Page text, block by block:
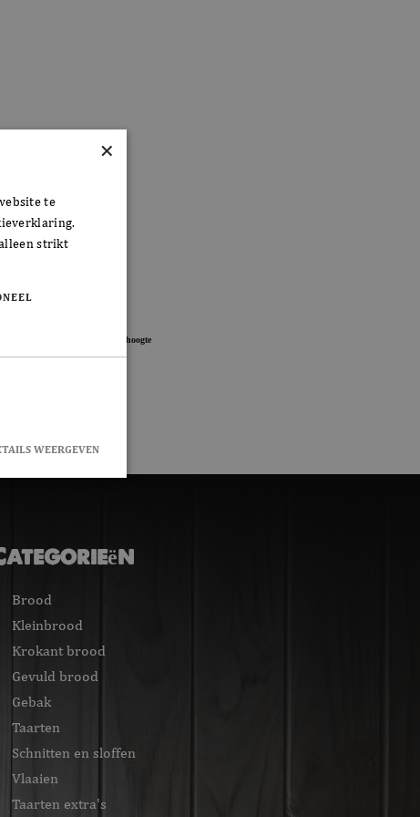
Brood
Kleinbrood
Krokant brood
Gevuld brood
Gebak
Taarten
Schnitten en sloffen
Vlaaien
Taarten extra's
×
te
strikt
WEERGEVEN
Script.com-
te
en voert
die de
cookie